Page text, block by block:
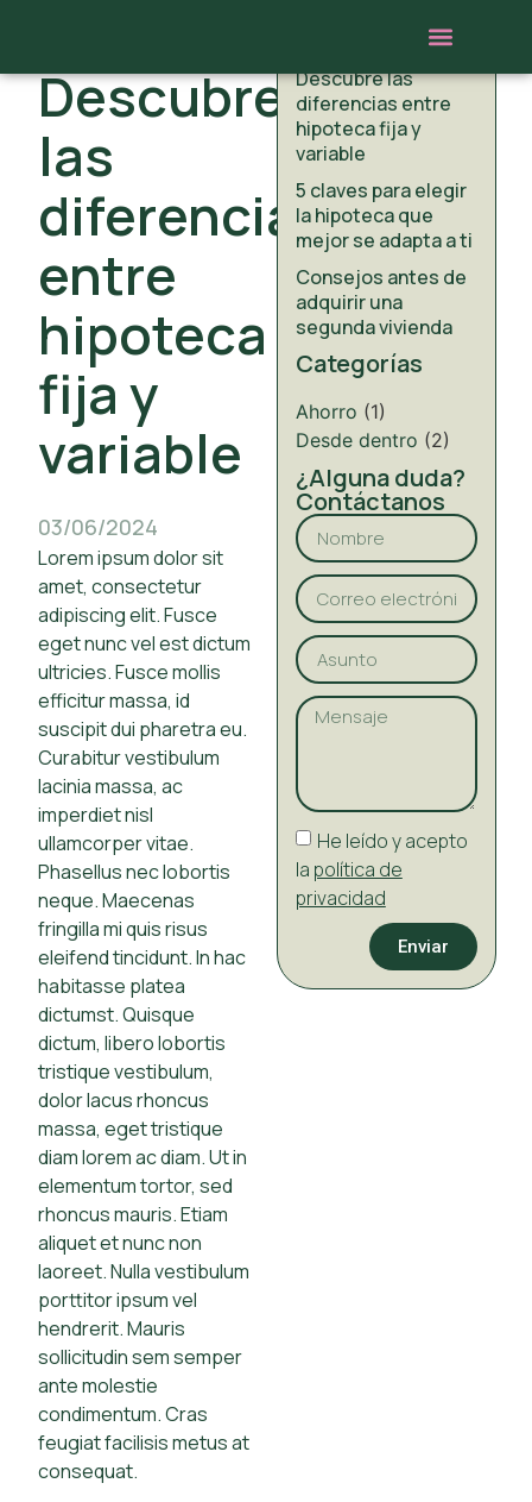
Descubre
las
diferencias
entre
hipoteca
fija y
variable
03/06/2024
Lorem ipsum dolor sit
amet, consectetur
adipiscing elit. Fusce
eget nunc vel est dictum
ultricies. Fusce mollis
efficitur massa, id
suscipit dui pharetra eu.
Curabitur vestibulum
lacinia massa, ac
imperdiet nisl
ullamcorper vitae.
Phasellus nec lobortis
neque. Maecenas
fringilla mi quis risus
eleifend tincidunt. In hac
habitasse platea
dictumst. Quisque
dictum, libero lobortis
tristique vestibulum,
dolor lacus rhoncus
massa, eget tristique
diam lorem ac diam. Ut in
elementum tortor, sed
rhoncus mauris. Etiam
aliquet et nunc non
laoreet. Nulla vestibulum
porttitor ipsum vel
hendrerit. Mauris
sollicitudin sem semper
ante molestie
condimentum. Cras
feugiat facilisis metus at
consequat.
Descubre las
diferencias entre
hipoteca fija y
variable
5 claves para elegir
la hipoteca que
mejor se adapta a ti
Consejos antes de
adquirir una
segunda vivienda
Categorías
Ahorro (1)
Desde dentro (2)
¿Alguna duda?
Contáctanos
He leído y acepto
la política de
privacidad
Enviar